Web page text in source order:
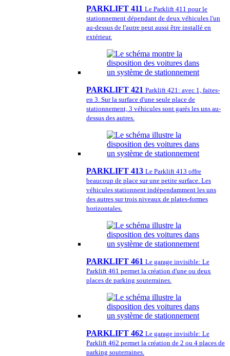
PARKLIFT 411 Le Parklift 411 pour le
stationnement dépendant de deux véhicules l'un
au-dessus de l'autre peut aussi être installé en
extérieur.
PARKLIFT 421 Parklift 421: avec 1, faites-
en 3. Sur la surface d'une seule place de
stationnement, 3 véhicules sont garés les uns au-
dessus des autres.
PARKLIFT 413 Le Parklift 413 offre
beaucoup de place sur une petite surface. Les
véhicules stationnent indépendamment les uns
des autres sur trois niveaux de plates-formes
horizontales.
PARKLIFT 461 Le garage invisible: Le
Parklift 461 permet la création d'une ou deux
places de parking souterraines.
PARKLIFT 462 Le garage invisible: Le
Parklift 462 permet la création de 2 ou 4 places de
parking souterraines.